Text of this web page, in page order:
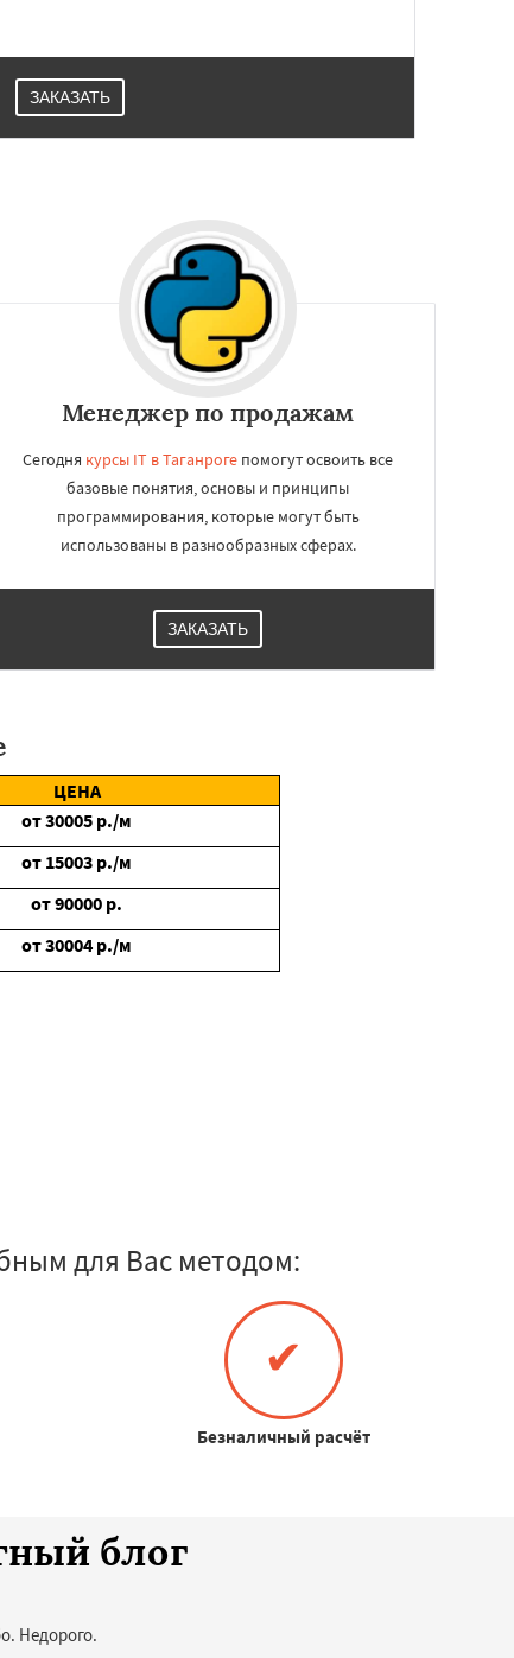
ЗАКАЗАТЬ
Менеджер по продажам
Сегодня курсы IT в Таганроге помогут освоить все
базовые понятия, основы и принципы
программирования, которые могут быть
использованы в разнообразных сферах.
ЗАКАЗАТЬ
ЦЕНА
от30005 р./м
от 15003 р./м
от90000 р.
от30004 р./м
для Вас методом:
✔
Безналичный расчёт
блог
Недорого.